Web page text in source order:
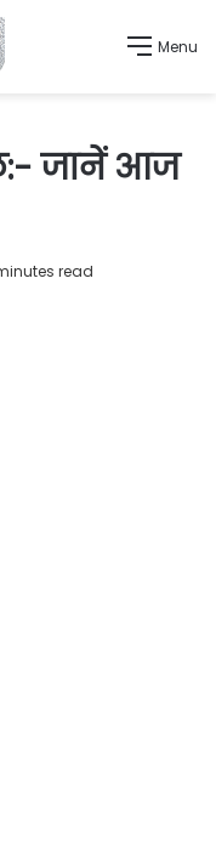
Menu
जानें आज
read